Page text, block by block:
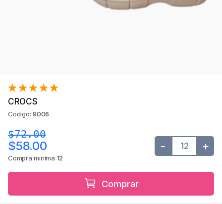
CROCS
Codigo:9006
$72.00
$58.00
Compra minima 12
- +
Comprar